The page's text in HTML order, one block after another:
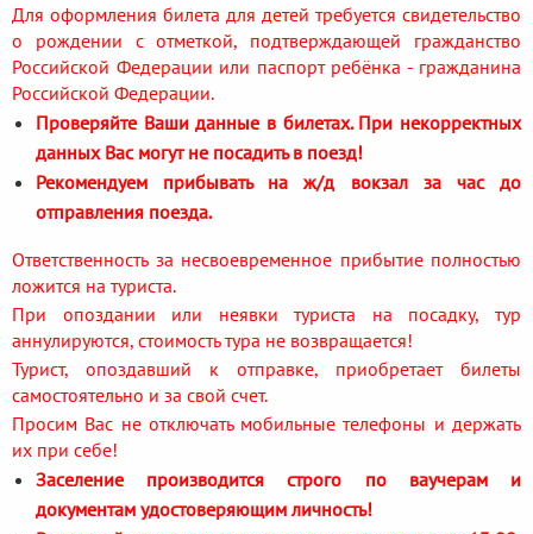
Для оформления билета для детей требуется свидетельство
о рождении с отметкой, подтверждающей гражданство
Российской Федерации или паспорт ребёнка - гражданина
Российской Федерации.
Проверяйте Ваши данные в билетах. При некорректных
данных Вас могут не посадить в поезд!
Рекомендуем прибывать на ж/д вокзал за час до
отправления поезда.
Ответственность за несвоевременное прибытие полностью
ложится на туриста.
При опоздании или неявки туриста на посадку, тур
аннулируются, стоимость тура не возвращается!
Турист, опоздавший к отправке, приобретает билеты
самостоятельно и за свой счет.
Просим Вас не отключать мобильные телефоны и держать
их при себе!
Заселение производится строго по ваучерам и
документам удостоверяющим личность!